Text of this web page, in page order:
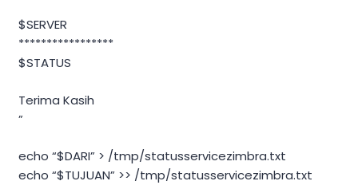
$SERVER
*****************
$STATUS
Terima Kasih
”
echo “$DARI” > /tmp/statusservicezimbra.txt
echo “$TUJUAN” >> /tmp/statusservicezimbra.txt